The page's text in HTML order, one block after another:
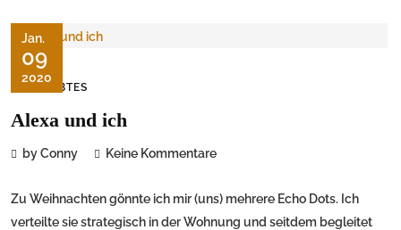
Jan.
09
2020
ERLEBTES
Alexa und ich
by Conny Keine Kommentare
Zu Weihnachten gönnte ich mir (uns) mehrere Echo Dots. Ich
verteilte sie strategisch in der Wohnung und seitdem begleitet